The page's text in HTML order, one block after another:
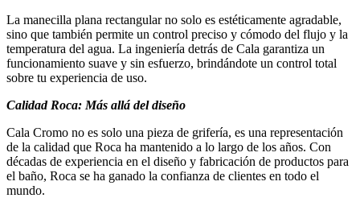
La manecilla plana rectangular no solo es estéticamente agradable,
sino que también permite un control preciso y cómodo del flujo y la
temperatura del agua. La ingeniería detrás de Cala garantiza un
funcionamiento suave y sin esfuerzo, brindándote un control total
sobre tu experiencia de uso.
Calidad Roca: Más allá del diseño
Cala Cromo no es solo una pieza de grifería, es una representación
de la calidad que Roca ha mantenido a lo largo de los años. Con
décadas de experiencia en el diseño y fabricación de productos para
el baño, Roca se ha ganado la confianza de clientes en todo el
mundo.